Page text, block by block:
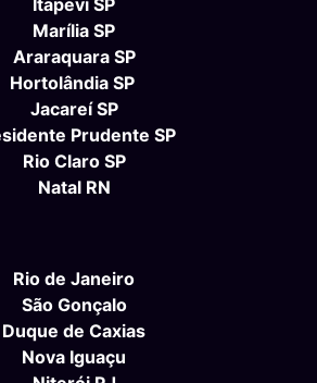
Marília SP
Araraquara SP
Hortolândia SP
Jacareí SP
Prudente SP
Rio Claro SP
Natal RN
Rio de Janeiro
São Gonçalo
Duque de Caxias
Nova Iguaçu